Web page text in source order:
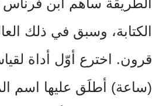
الكتابة، وسبق في ذلك
قرون. اخترع أوّل أداة
(ساعة) أطلَق عليها اسم